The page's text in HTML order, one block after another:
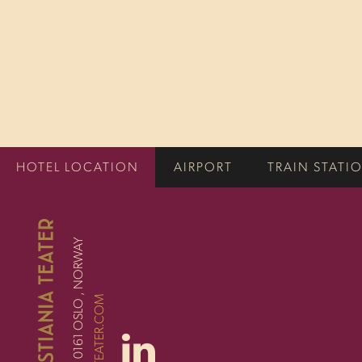
HOTEL LOCATION AIRPORT TRAIN